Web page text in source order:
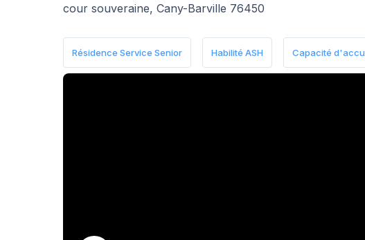
cour souveraine, Cany-Barville 76450
Résidence Service Senior Habilité ASH Capacité